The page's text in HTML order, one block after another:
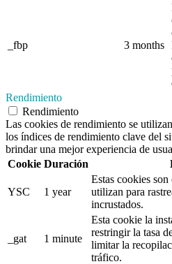
_fbp 3 months
Rendimiento
Rendimiento
Las cookies de rendimiento se
los índices de rendimiento clave del
brindar una mejor experiencia de
Cookie Duración
YSC 1 year
Estas cookies
utilizan para
incrustados.
_gat 1 minute
Esta cookie la
restringir la tasa
limitar la
tráfico.